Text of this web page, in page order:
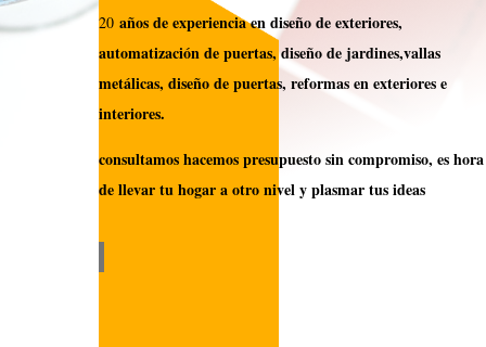
20años de experiencia en diseño de exteriores,
automatización de puertas, diseño de jardines,vallas
metálicas, diseño de puertas, reformas en exteriores e
interiores.
consultamos hacemos presupuesto sin compromiso, es hora
de llevar tu hogar a otro nivel y plasmar tus ideas